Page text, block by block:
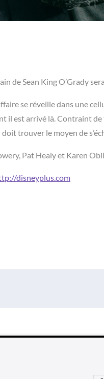
de Sean King O’Grady
se réveille dans une
il est arrivé là. Contraint
trouver le moyen de
Pat Healy et Karen
disneyplus.com